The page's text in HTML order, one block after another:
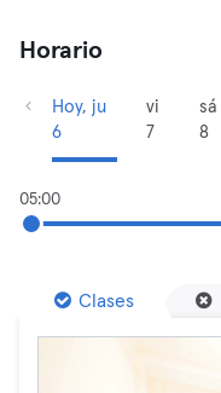
Horario
Hoy, ju
6
vi
7
sá
8
05:00
Clases